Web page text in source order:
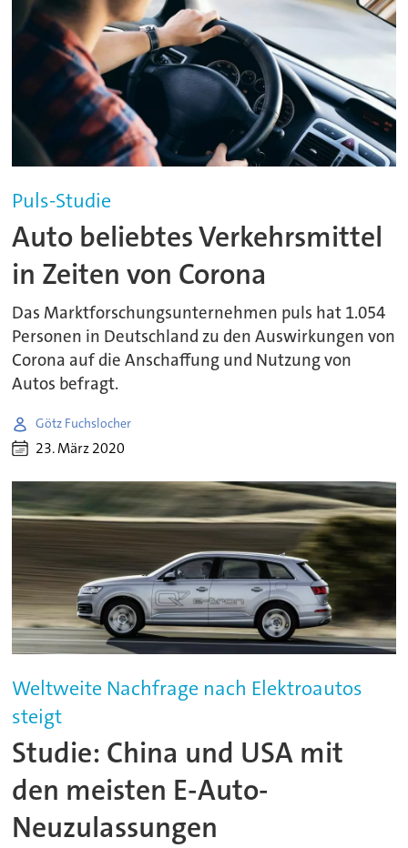
Puls-Studie
Auto beliebtes Verkehrsmittel
in Zeiten von Corona
Das Marktforschungsunternehmen puls hat 1.054
Personen in Deutschland zu den Auswirkungen von
Corona auf die Anschaffung und Nutzung von
Autos befragt.
Götz Fuchslocher
23. März 2020
Weltweite Nachfrage nach Elektroautos
steigt
Studie: China und USA mit
den meisten E-Auto-
Neuzulassungen